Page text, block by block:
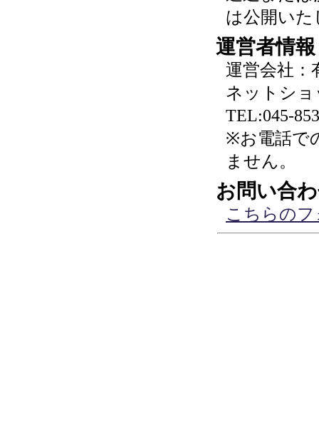
は公開い
運営者情報
運営会社：
ネットショ
TEL:045-
※お電話で
ません。
お問い合
こちらの